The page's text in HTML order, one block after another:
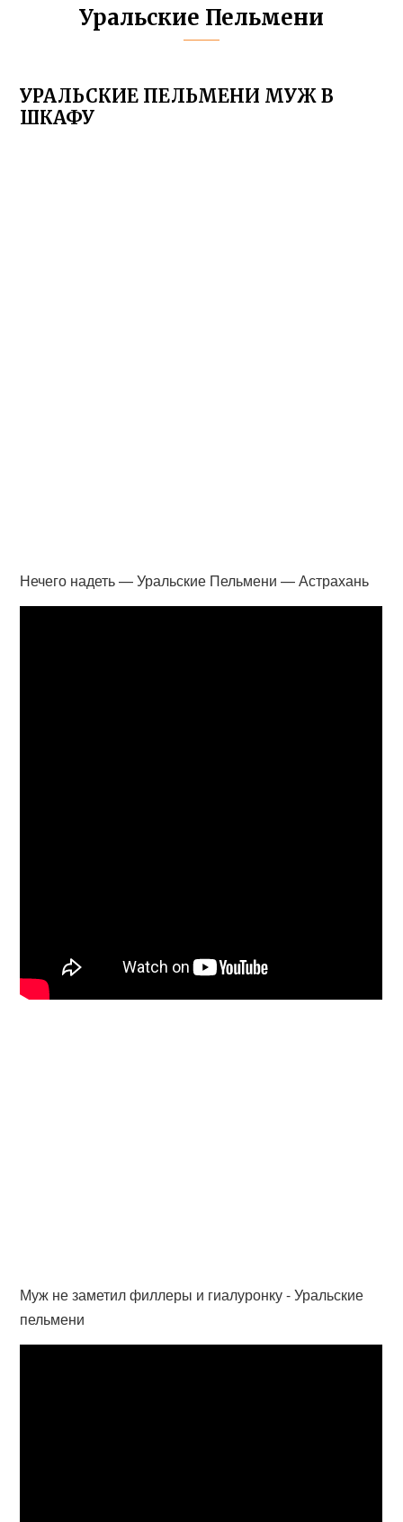
Уральские Пельмени
УРАЛЬСКИЕ ПЕЛЬМЕНИ МУЖ В
ШКАФУ
Нечего надеть — Уральские Пельмени — Астрахань
Муж не заметил филлеры и гиалуронку - Уральские
пельмени